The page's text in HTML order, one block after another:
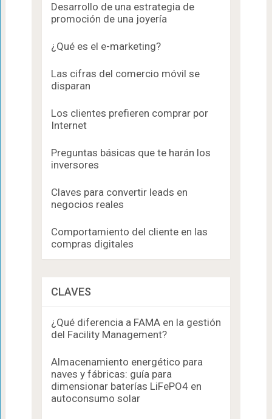
Desarrollo de una estrategia de
promoción de una joyería
¿Qué es el e-marketing?
Las cifras del comercio móvil se
disparan
Los clientes prefieren comprar por
Internet
Preguntas básicas que te harán los
inversores
Claves para convertir leads en
negocios reales
Comportamiento del cliente en las
compras digitales
CLAVES
¿Qué diferencia a FAMA en la gestión
del Facility Management?
Almacenamiento energético para
naves y fábricas: guía para
dimensionar baterías LiFePO4 en
autoconsumo solar